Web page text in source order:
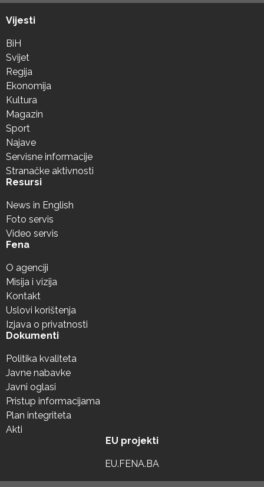
Vijesti
BiH
Svijet
Regija
Ekonomija
Kultura
Magazin
Sport
Najave
Servisne informacije
Stranačke aktivnosti
Resursi
News in English
Foto servis
Video servis
Fena
O agenciji
Misija i vizija
Kontakt
Uslovi korištenja
Izjava o privatnosti
Dokumenti
Politika kvaliteta
Javne nabavke
Javni oglasi
Pristup informacijama
Plan integriteta
Akti
EU projekti
EU.FENA.BA